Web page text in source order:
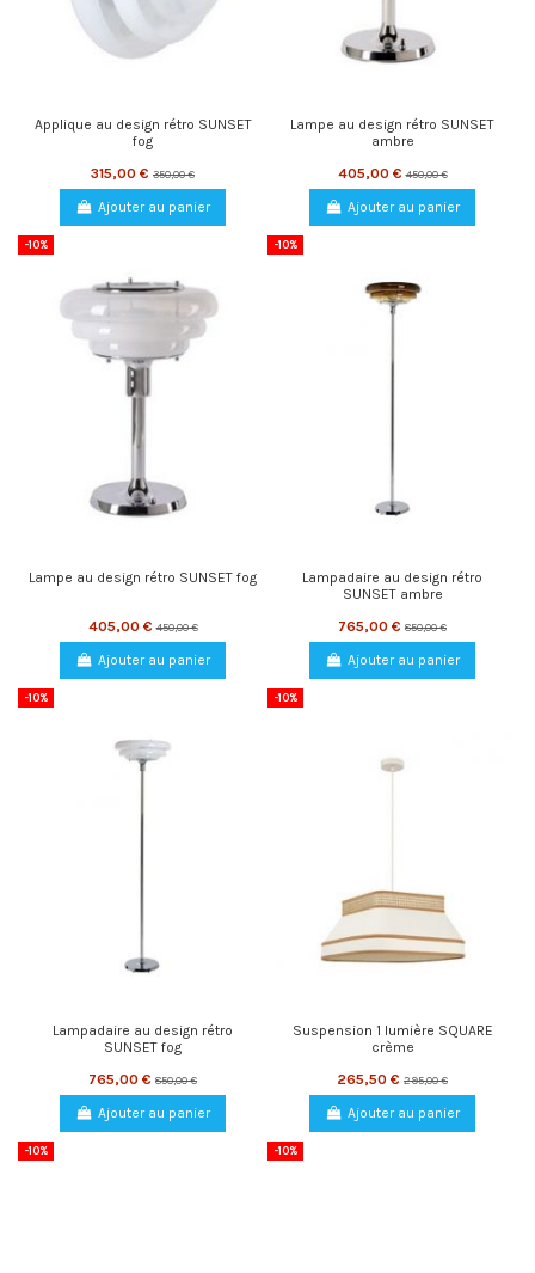
Applique au design rétro SUNSET
fog
315,00 € 350,00 €
Ajouter au panier
Lampe au design rétro SUNSET
ambre
405,00 € 450,00 €
Ajouter au panier
-10%
Lampe au design rétro SUNSET fog
405,00 € 450,00 €
Ajouter au panier
-10%
Lampadaire au design rétro
SUNSET ambre
765,00 € 850,00 €
Ajouter au panier
-10%
Lampadaire au design rétro
SUNSET fog
765,00 € 850,00 €
Ajouter au panier
-10%
Suspension 1 lumière SQUARE
crème
265,50 € 295,00 €
Ajouter au panier
-10% -10%